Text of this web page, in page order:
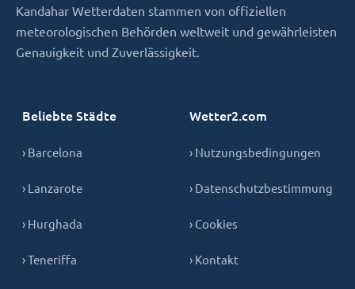
Kandahar Wetterdaten stammen von offiziellen
meteorologischen Behörden weltweit und gewährleisten
Genauigkeit und Zuverlässigkeit.
Beliebte Städte
› Barcelona
› Lanzarote
› Hurghada
› Teneriffa
Wetter2.com
› Nutzungsbedingungen
› Datenschutzbestimmung
› Cookies
› Kontakt